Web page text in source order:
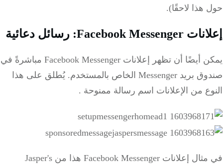
حول هذا لاحقًا).
إعلانات Facebook Messenger: رسائل دعائية
يمكن أيضًا أن تظهر إعلانات Facebook Messenger مباشرةً في
صندوق بريد Messenger الخاص بالمستخدم.
يُطلق على هذا
النوع من الإعلانات اسم رسالة ممنوحة .
في مثال إعلانات Facebook Messenger هذا من Jasper's